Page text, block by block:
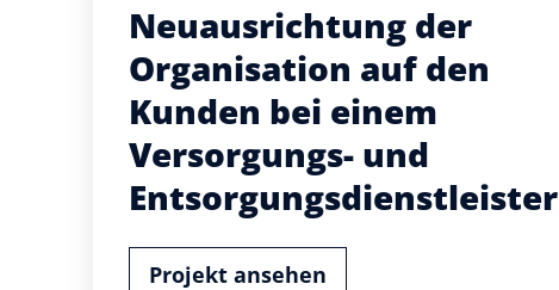
Neuausrichtung der
Organisation auf den
Kunden bei einem
Versorgungs- und
Entsorgungsdienstleister
Projekt ansehen